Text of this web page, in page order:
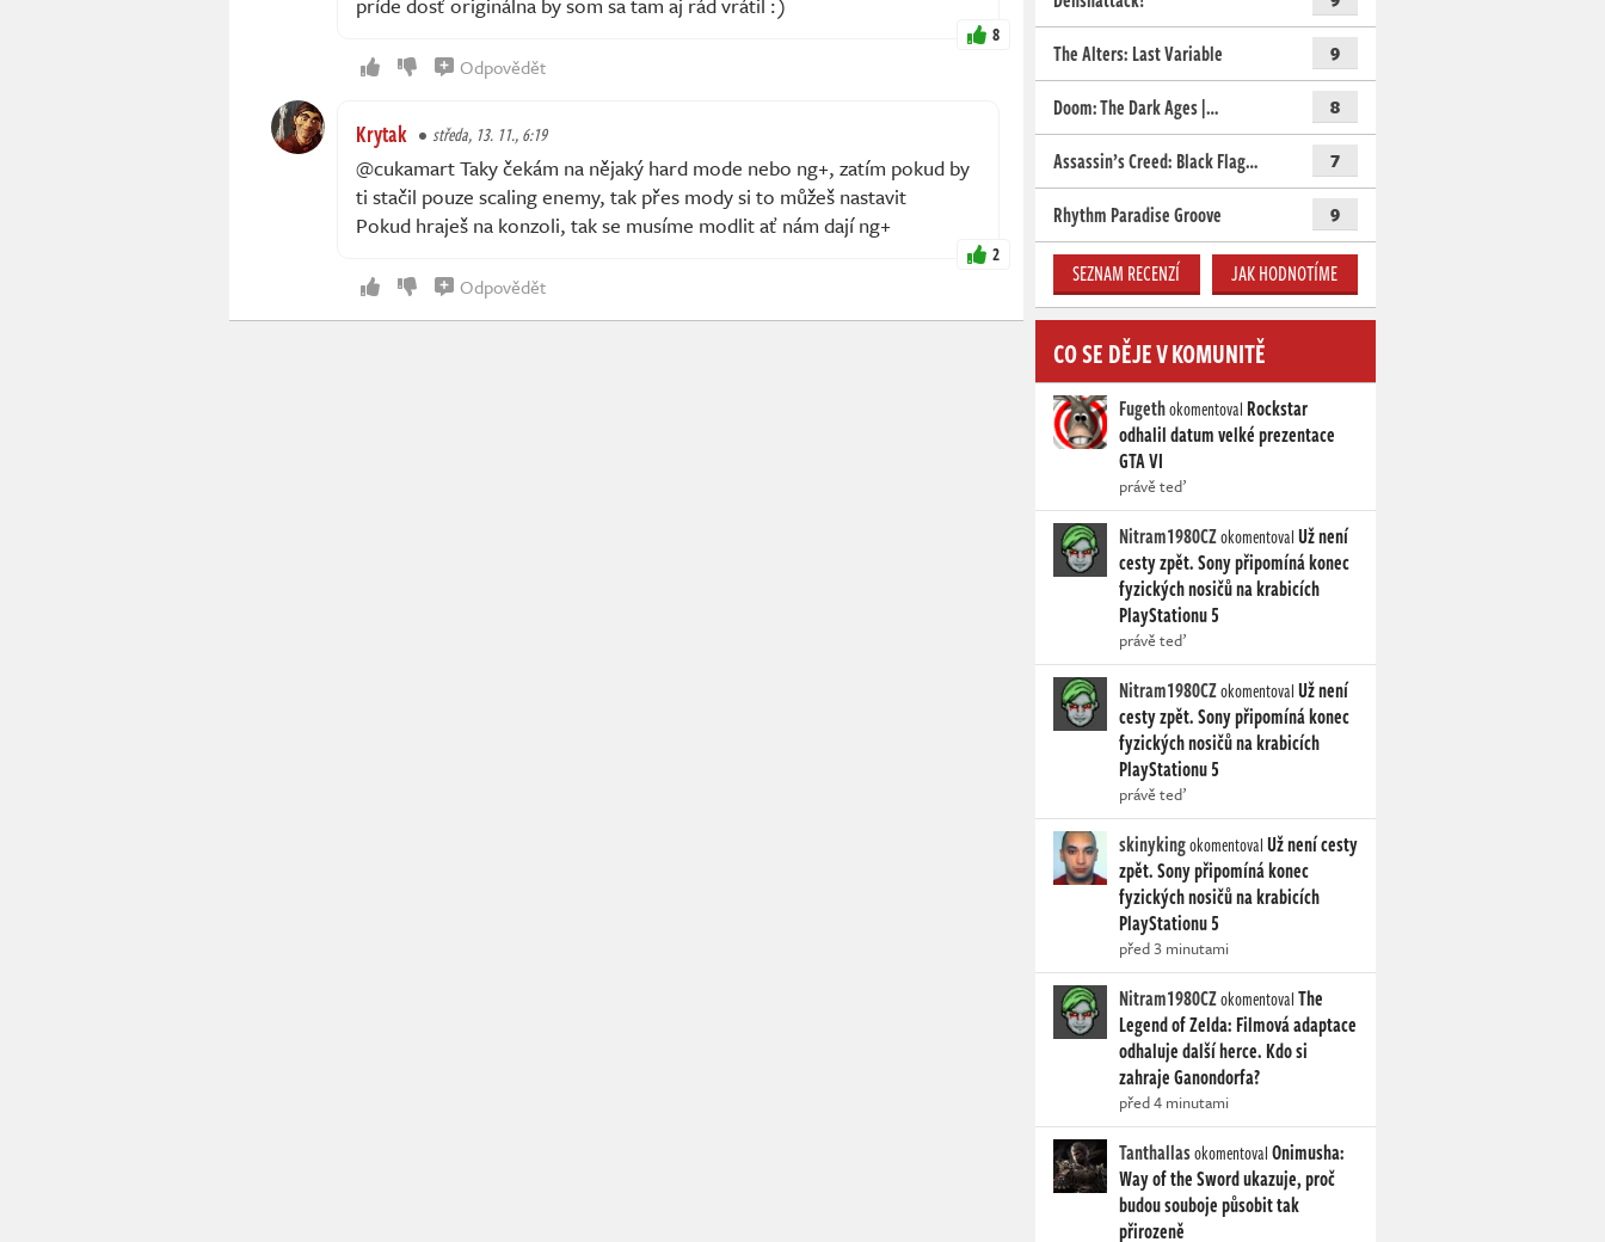
8
Odpovědět
Krytak středa, 13. 11., 6:19
@cukamart Taky čekám na nějaký hard mode nebo ng+, zatím pokud by
ti stačil pouze scaling enemy, tak přes mody si to můžeš nastavit
Pokud hraješ na konzoli, tak se musíme modlit ať nám dají ng+
2
Odpovědět
The Alters: Last Variable 9
Doom: The Dark Ages |… 8
Assassin’s Creed: Black Flag… 7
Rhythm Paradise Groove 9
SEZNAM RECENZÍ JAK HODNOTÍME
CO SE DĚJE V KOMUNITĚ
Fugethokomentoval Rockstar
odhalil datum velké prezentace
GTA VI
právě teď
Nitram1980CZokomentovalUž není
cesty zpět. Sony připomíná konec
fyzických nosičů na krabicích
PlayStationu 5
právě teď
Nitram1980CZokomentovalUž není
cesty zpět. Sony připomíná konec
fyzických nosičů na krabicích
PlayStationu 5
právě teď
skinykingokomentovalUž není cesty
zpět. Sony připomíná konec
fyzických nosičů na krabicích
PlayStationu 5
před 3 minutami
Nitram1980CZokomentovalThe
Legend of Zelda: Filmová adaptace
odhaluje další herce. Kdo si
zahraje Ganondorfa?
před 4 minutami
TanthallasokomentovalOnimusha:
Way of the Sword ukazuje, proč
budou souboje působit tak
přirozeně